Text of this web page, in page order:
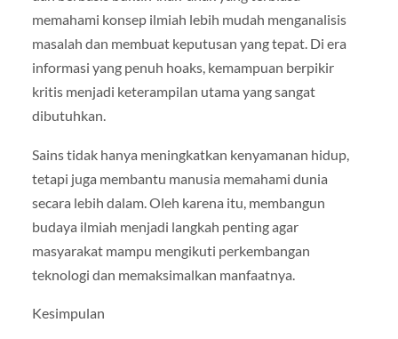
memahami konsep ilmiah lebih mudah menganalisis
masalah dan membuat keputusan yang tepat. Di era
informasi yang penuh hoaks, kemampuan berpikir
kritis menjadi keterampilan utama yang sangat
dibutuhkan.
Sains tidak hanya meningkatkan kenyamanan hidup,
tetapi juga membantu manusia memahami dunia
secara lebih dalam. Oleh karena itu, membangun
budaya ilmiah menjadi langkah penting agar
masyarakat mampu mengikuti perkembangan
teknologi dan memaksimalkan manfaatnya.
Kesimpulan